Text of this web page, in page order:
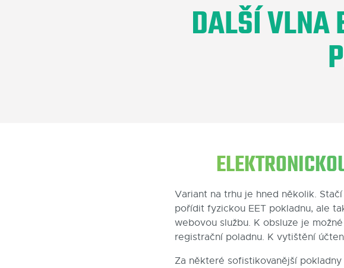
DALŠÍ VLNA
Variant na trhu je hned několik.
pořídit fyzickou EET pokladnu, ale
webovou službu. K obsluze je
registrační poladnu. K vytištění
Za některé sofistikovanější